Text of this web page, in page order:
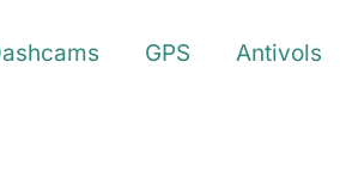
GPS
Antivols